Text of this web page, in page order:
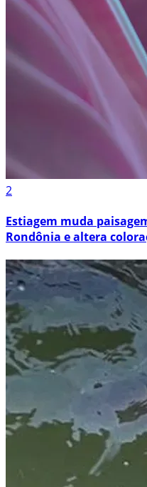
2
Estiagem muda
Rondônia e altera